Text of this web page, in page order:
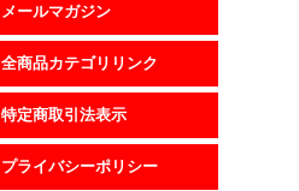
メールマガジン
全商品カテゴリリンク
特定商取引法表示
プライバシーポリシー